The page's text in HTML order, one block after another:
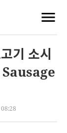
기 소시